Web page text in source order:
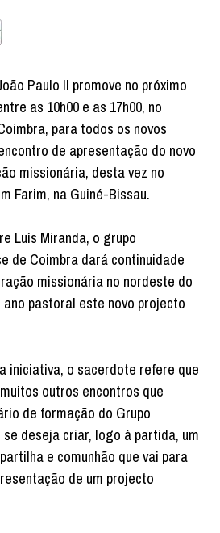
Paulo II promove no próximo
as 10h00 e as 17h00, no
para todos os novos
de apresentação do novo
missionária, desta vez no
Farim, na Guiné-Bissau.
Luís Miranda, o grupo
de Coimbra dará continuidade
missionária no nordeste do
pastoral este novo projecto
iniciativa, o sacerdote refere que
outros encontros que
de formação do Grupo
deseja criar, logo à partida, um
e comunhão que vai para
de um projecto